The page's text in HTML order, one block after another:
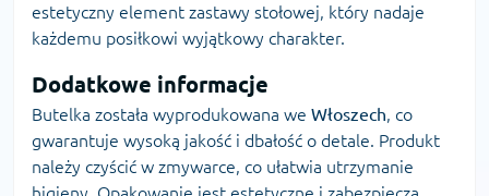
estetyczny element zastawy stołowej, który nadaje
każdemu posiłkowi wyjątkowy charakter.
Dodatkowe informacje
Butelka została wyprodukowana we Włoszech, co
gwarantuje wysoką jakość i dbałość o detale. Produkt
należy czyścić w zmywarce, co ułatwia utrzymanie